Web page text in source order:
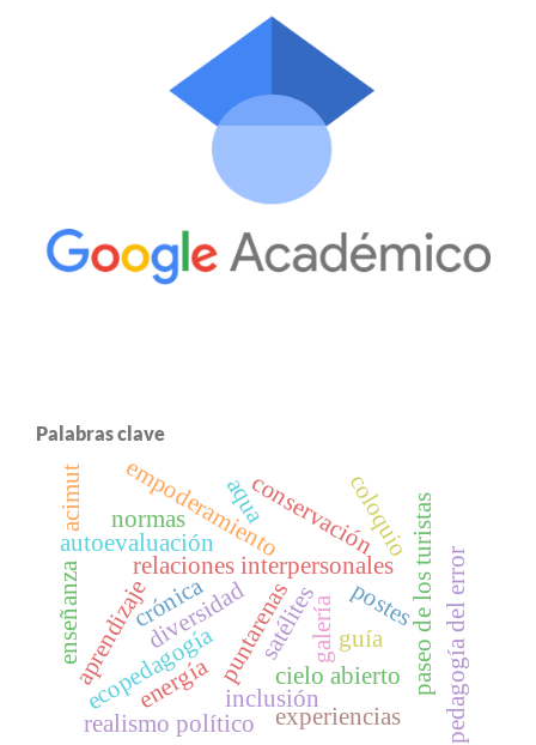
Palabras clave
galería postes
puntarenascielo abierto paseo de los turistas
relaciones interpersonales
ecopedagogía
conservación
inclusión
diversidad pedagogía del error
empoderamiento
autoevaluación
realismo político
coloquio
aprendizaje
experiencias
crónica
enseñanza
normas
energía
guía
acimut aqua
satélites